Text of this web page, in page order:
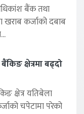
बैंक तथा
खराब कर्जाको दबाब
क्षेत्रमा बढ्दो
क्षेत्र यतिबेला
चपेटामा परेको